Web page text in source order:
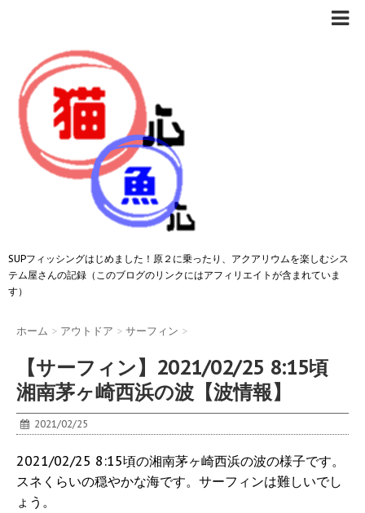
SUPフィッシングはじめました！原２に乗ったり、アクアリウムを楽しむシス
テム屋さんの記録（このブログのリンクにはアフィリエイトが含まれていま
す）
ホーム > アウトドア > サーフィン >
【サーフィン】2021/02/25 8:15頃
湘南茅ヶ崎西浜の波【波情報】
2021/02/25
2021/02/25 8:15頃の湘南茅ヶ崎西浜の波の様子です。
スネくらいの穏やかな海です。サーフィンは難しいでし
ょう。